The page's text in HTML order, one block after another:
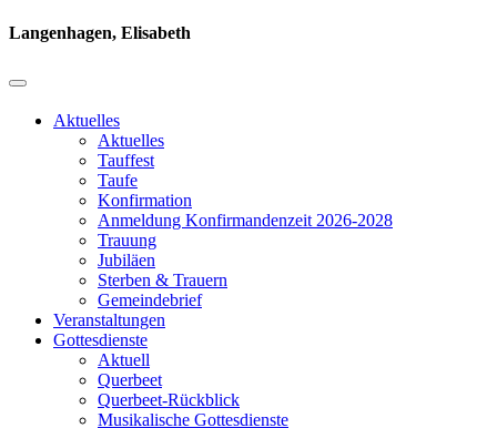
Langenhagen, Elisabeth
Aktuelles
Aktuelles
Tauffest
Taufe
Konfirmation
Anmeldung Konfirmandenzeit 2026-2028
Trauung
Jubiläen
Sterben & Trauern
Gemeindebrief
Veranstaltungen
Gottesdienste
Aktuell
Querbeet
Querbeet-Rückblick
Musikalische Gottesdienste